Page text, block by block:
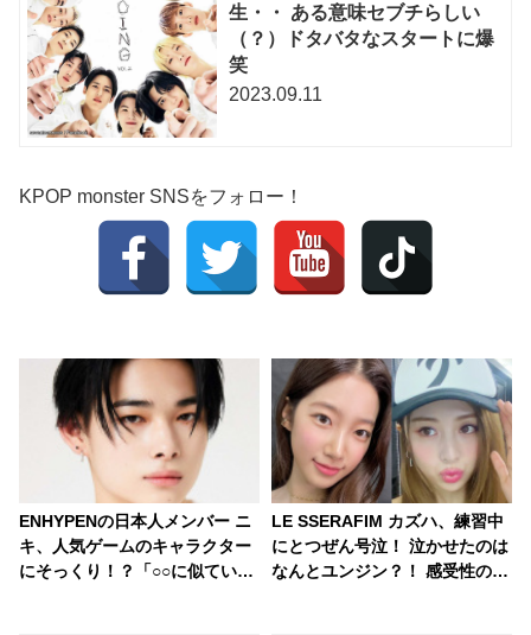
生・・ ある意味セブチらしい
（？）ドタバタなスタートに爆
笑
2023.09.11
KPOP monster SNSをフォロー！
ENHYPENの日本人メンバー ニ
キ、人気ゲームのキャラクター
にそっくり！？「○○に似ている
LE SSERAFIM カズハ、練習中
にとつぜん号泣！ 泣かせたのは
なんとユンジン？！ 感受性の豊